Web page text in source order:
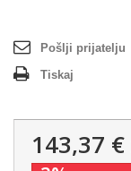
Pošlji prijatelju
Tiskaj
143,37 €